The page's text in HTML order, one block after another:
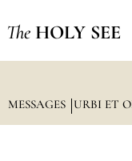
The HOLY SEE
MESSAGES URBI ET